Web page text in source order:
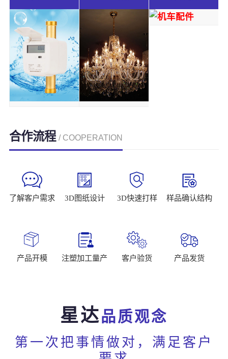
合作流程 / COOPERATION
了解客户需求 3D图纸设计 3D快速打样 样品确认结构
产品开模 注塑加工量产 客户验货 产品发货
星达品质观念
第一次把事情做对，满足客户